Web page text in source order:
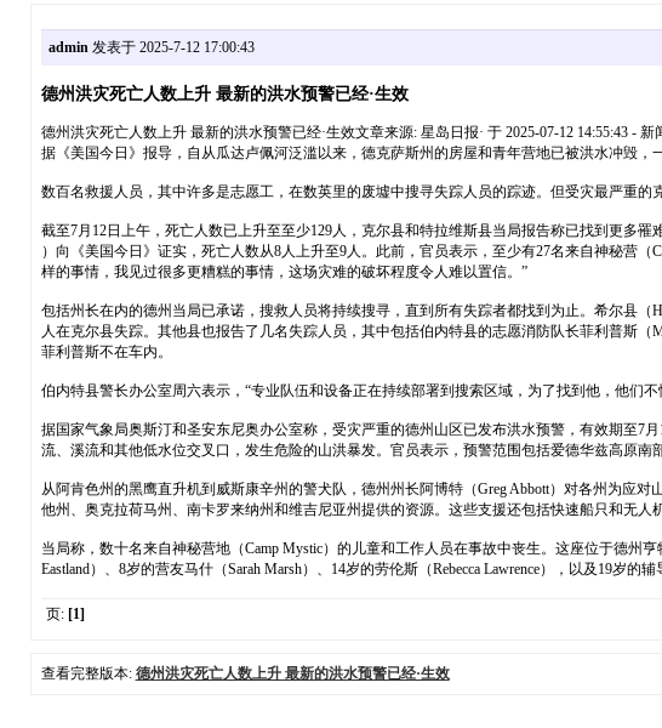
admin发表于 2025-7-12 17:00:43
德州洪灾死亡人数上升 最新的洪水预警已经·生效
德州洪灾死亡人数上升 最新的洪水预警已经·生效文章来源: 星岛日报· 于 2025-07-12 14:55:43 -
据《美国今日》报导，自从瓜达卢佩河泛滥以来，德克萨斯州的房屋和青年营地已被洪水冲毁
数百名救援人员，其中许多是志愿工，在数英里的废墟中搜寻失踪人员的踪迹。但受灾最严重
截至7月12日上午，死亡人数已上升至至少129人，克尔县和特拉维斯县当局报告称已找到更多
）向《美国今日》证实，死亡人数从8人上升至9人。此前，官员表示，至少有27名来自神秘营
样的事情，我见过很多更糟糕的事情，这场灾难的破坏程度令人难以置信。”
包括州长在内的德州当局已承诺，搜救人员将持续搜寻，直到所有失踪者都找到为止。希尔县
人在克尔县失踪。其他县也报告了几名失踪人员，其中包括伯内特县的志愿消防队长菲利普斯
菲利普斯不在车内。
伯内特县警长办公室周六表示，“专业队伍和设备正在持续部署到搜索区域，为了找到他，他们
据国家气象局奥斯汀和圣安东尼奥办公室称，受灾严重的德州山区已发布洪水预警，有效期至7
流、溪流和其他低水位交叉口，发生危险的山洪暴发。官员表示，预警范围包括爱德华兹高原
从阿肯色州的黑鹰直升机到威斯康辛州的警犬队，德州州长阿博特（Greg Abbott）对各州为应
他州、奥克拉荷马州、南卡罗来纳州和维吉尼亚州提供的资源。这些支援还包括快速船只和无人
当局称，数十名来自神秘营地（Camp Mystic）的儿童和工作人员在事故中丧生。这座位于德
Eastland）、8岁的营友马什（Sarah Marsh）、14岁的劳伦斯（Rebecca Lawrence），以及19岁的辅
页: [1]
查看完整版本: 德州洪灾死亡人数上升 最新的洪水预警已经·生效